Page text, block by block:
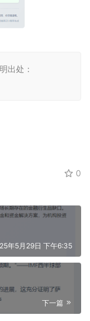
出处：
0
年5月29日 下午6:35
下一篇